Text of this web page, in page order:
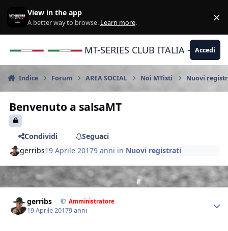
View in the app
A better way to browse. Learn more. ×
MT-SERIES CLUB ITALIA -Accedi
Indice Forum AREA SOCIAL Noi MTisti Nuovi
Benvenuto a salsaMT
Condividi
Seguaci
gerribs19 Aprile 20179 anni in Nuovi registrati
gerribs Amministratore
19 Aprile 20179 anni